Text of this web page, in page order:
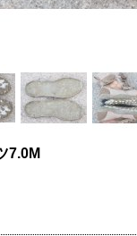
7.0M